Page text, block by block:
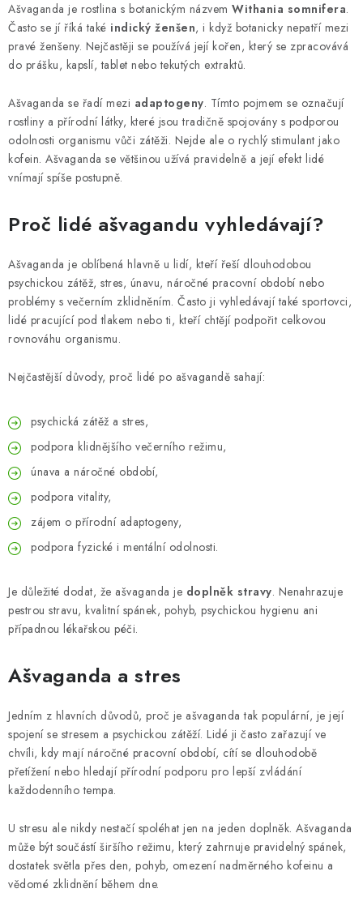
Ašvaganda je rostlina s botanickým názvem Withania somnifera.
Často se jí říká také indický ženšen, i když botanicky nepatří mezi
pravé ženšeny. Nejčastěji se používá její kořen, který se zpracovává
do prášku, kapslí, tablet nebo tekutých extraktů.
Ašvaganda se řadí mezi adaptogeny. Tímto pojmem se označují
rostliny a přírodní látky, které jsou tradičně spojovány s podporou
odolnosti organismu vůči zátěži. Nejde ale o rychlý stimulant jako
kofein. Ašvaganda se většinou užívá pravidelně a její efekt lidé
vnímají spíše postupně.
Proč lidé ašvagandu vyhledávají?
Ašvaganda je oblíbená hlavně u lidí, kteří řeší dlouhodobou
psychickou zátěž, stres, únavu, náročné pracovní období nebo
problémy s večerním zklidněním. Často ji vyhledávají také sportovci,
lidé pracující pod tlakem nebo ti, kteří chtějí podpořit celkovou
rovnováhu organismu.
Nejčastější důvody, proč lidé po ašvagandě sahají:
psychická zátěž a stres,
podpora klidnějšího večerního režimu,
únava a náročné období,
podpora vitality,
zájem o přírodní adaptogeny,
podpora fyzické i mentální odolnosti.
Je důležité dodat, že ašvaganda je doplněk stravy. Nenahrazuje
pestrou stravu, kvalitní spánek, pohyb, psychickou hygienu ani
případnou lékařskou péči.
Ašvaganda a stres
Jedním z hlavních důvodů, proč je ašvaganda tak populární, je její
spojení se stresem a psychickou zátěží. Lidé ji často zařazují ve
chvíli, kdy mají náročné pracovní období, cítí se dlouhodobě
přetížení nebo hledají přírodní podporu pro lepší zvládání
každodenního tempa.
U stresu ale nikdy nestačí spoléhat jen na jeden doplněk. Ašvaganda
může být součástí širšího režimu, který zahrnuje pravidelný spánek,
dostatek světla přes den, pohyb, omezení nadměrného kofeinu a
vědomé zklidnění během dne.